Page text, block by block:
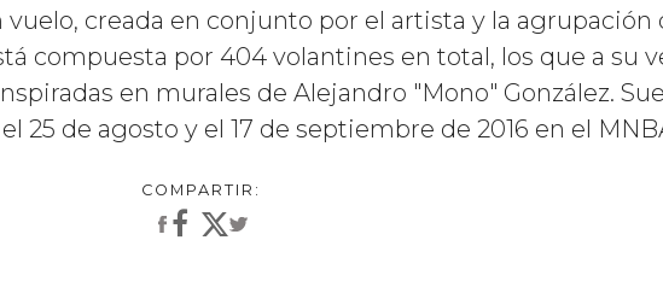
vuelo, creada en conjunto por el artista y la agrupación
compuesta por 404 volantines en total, los que a su
en murales de Alejandro "Mono" González.
25 de agosto y el 17 de septiembre de 2016 en el